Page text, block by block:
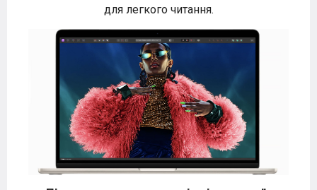
для легкого читання.